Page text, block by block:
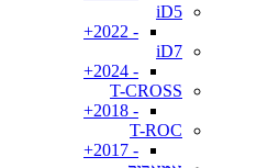
iD5
- 2022+
iD7
- 2024+
T-CROSS
- 2018+
T-ROC
- 2017+